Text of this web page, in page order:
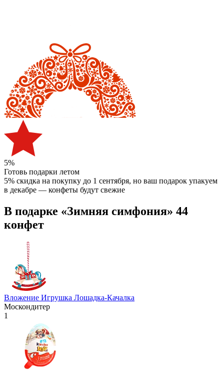
5%
Готовь подарки летом
5% скидка на покупку до 1 сентября, но ваш подарок упакуем
в декабре — конфеты будут свежие
В подарке «Зимняя симфония» 44
конфет
Вложение Игрушка Лошадка-Качалка
Москондитер
1